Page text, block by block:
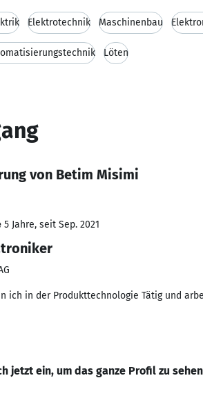
Elektrotechnik Maschinenbau
Löten
von Betim Misimi
5 Jahre, seit Sep. 2021
ich in der Produkttechnologie Tätig und
jetzt ein, um das ganze Profil zu